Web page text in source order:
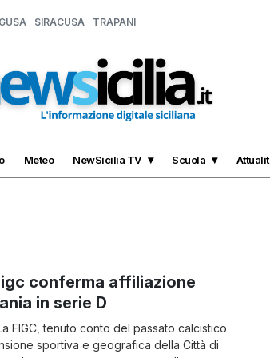
SIRACUSA TRAPANI
Meteo NewSicilia TV Scuola
conferma affiliazione
in serie D
FIGC, tenuto conto del passato calcistico
sportiva e geografica della Città di